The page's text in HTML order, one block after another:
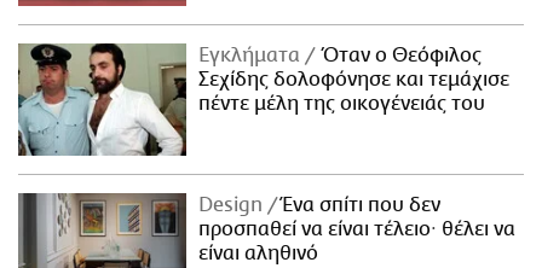
Εγκλήματα
Όταν ο Θεόφιλος
Σεχίδης δολοφόνησε και τεμάχισε
πέντε μέλη της οικογένειάς του
Design
Ένα σπίτι που δεν
προσπαθεί να είναι τέλειο· θέλει να
είναι αληθινό